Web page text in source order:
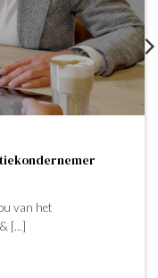
van het
[...]